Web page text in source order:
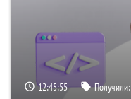
12:45:54 Получили: